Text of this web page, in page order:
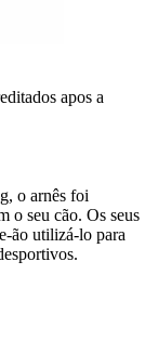
apos a
o arnês foi
o seu cão. Os seus
ão utilizá-lo para